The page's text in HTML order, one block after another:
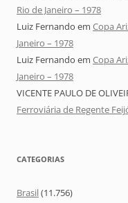
Rio de Janeiro – 1978
Luiz Fernando em Copa
Janeiro – 1978
Luiz Fernando em Copa
Janeiro – 1978
VICENTE PAULO DE
Ferroviária de Regente
CATEGORIAS
Brasil(11.756)